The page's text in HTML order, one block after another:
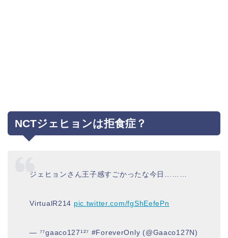
NCTジェヒョンは拒食症？
ジェヒョンさん王子感すごかったな今日………
VirtualR214 pic.twitter.com/fgShEefePn
— ⁷⁷gaaco127¹²⁷ #ForeverOnly (@Gaaco127N)